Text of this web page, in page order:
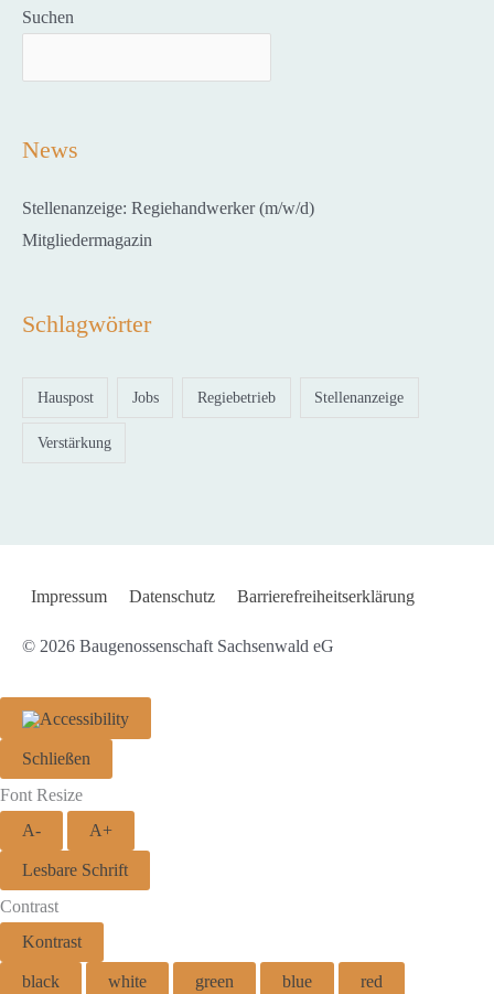
Suchen
News
Stellenanzeige: Regiehandwerker (m/w/d)
Mitgliedermagazin
Schlagwörter
Hauspost Jobs Regiebetrieb Stellenanzeige
Verstärkung
Impressum Datenschutz Barrierefreiheitserklärung
© 2026 Baugenossenschaft Sachsenwald eG
Schließen
Font Resize
A-
A+
Lesbare Schrift
Contrast
Kontrast
black white green blue red